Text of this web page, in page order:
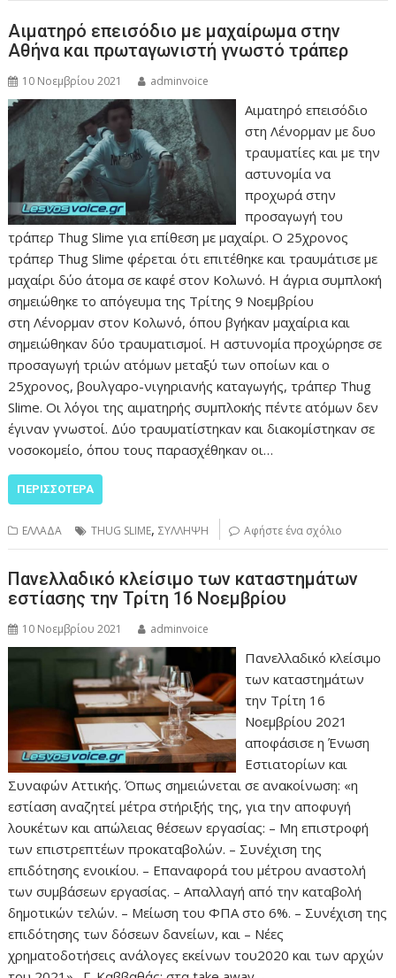
Αιματηρό επεισόδιο με μαχαίρωμα στην
Αθήνα και πρωταγωνιστή γνωστό τράπερ
10 Νοεμβρίου 2021 adminvoice
Αιματηρό επεισόδιο
στη Λένορμαν με δυο
τραυματίες και με την
αστυνομία να
προχωρά στην
προσαγωγή του
τράπερ Thug Slime για επίθεση με μαχαίρι. Ο 25χρονος
τράπερ Thug Slime φέρεται ότι επιτέθηκε και τραυμάτισε με
μαχαίρι δύο άτομα σε καφέ στον Κολωνό. Η άγρια συμπλοκή
σημειώθηκε το απόγευμα της Τρίτης 9 Νοεμβρίου
στη Λένορμαν στον Κολωνό, όπου βγήκαν μαχαίρια και
σημειώθηκαν δύο τραυματισμοί. Η αστυνομία προχώρησε σε
προσαγωγή τριών ατόμων μεταξύ των οποίων και ο
25χρονος, βουλγαρο-νιγηριανής καταγωγής, τράπερ Thug
Slime. Οι λόγοι της αιματηρής συμπλοκής πέντε ατόμων δεν
έγιναν γνωστοί. Δύο τραυματίστηκαν και διακομίστηκαν σε
νοσοκομείο, όπου τους παρασχέθηκαν οι…
ΠΕΡΙΣΣΌΤΕΡΑ
ΕΛΛΑΔΑ THUG SLIME,ΣΥΛΛΗΨΗ Αφήστε ένα σχόλιο
Πανελλαδικό κλείσιμο των καταστημάτων
εστίασης την Τρίτη 16 Νοεμβρίου
10 Νοεμβρίου 2021 adminvoice
Πανελλαδικό κλείσιμο
των καταστημάτων
την Τρίτη 16
Νοεμβρίου 2021
αποφάσισε η Ένωση
Εστιατορίων και
Συναφών Αττικής. Όπως σημειώνεται σε ανακοίνωση: «η
εστίαση αναζητεί μέτρα στήριξής της, για την αποφυγή
λουκέτων και απώλειας θέσεων εργασίας: – Μη επιστροφή
των επιστρεπτέων προκαταβολών. – Συνέχιση της
επιδότησης ενοικίου. – Επαναφορά του μέτρου αναστολή
των συμβάσεων εργασίας. – Απαλλαγή από την καταβολή
δημοτικών τελών. – Μείωση του ΦΠΑ στο 6%. – Συνέχιση της
επιδότησης των δόσεων δανείων, και – Νέες
χρηματοδοτήσεις ανάλογες εκείνων του2020 και των αρχών